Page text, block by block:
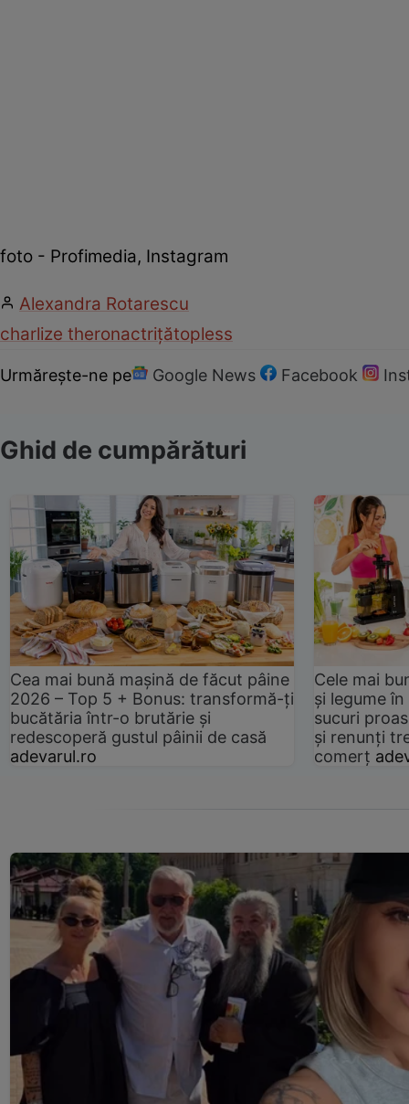
foto - Profimedia, Instagram
Alexandra Rotarescu
charlize theronactrițătopless
Urmărește-ne pe Google News Facebook
Ghid de cumpărături
Cea mai bună mașină de făcut pâine
2026 – Top 5 + Bonus: transformă-ți
bucătăria într-o brutărie și
redescoperă gustul pâinii de casă
adevarul.ro
Cele mai
și legume
sucuri
și renunți
comerț